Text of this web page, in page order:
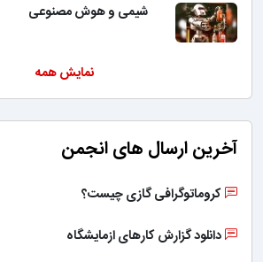
شیمی و هوش مصنوعی
نمایش همه
آخرین ارسال های انجمن
کروماتوگرافی گازی چیست؟
دانلود گزارش کارهای ازمایشگاه